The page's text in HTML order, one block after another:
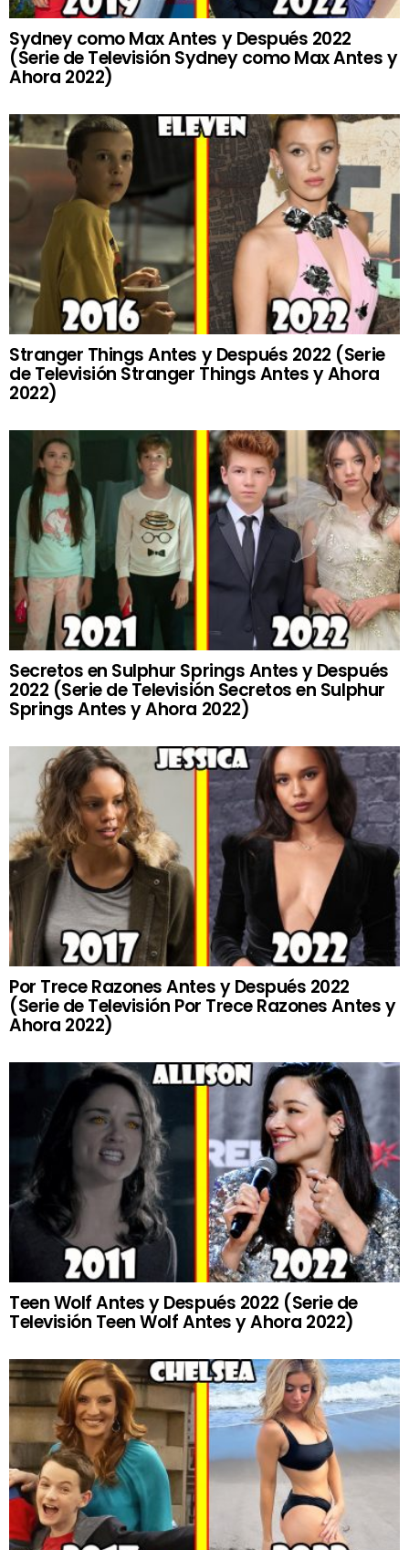
Sydney como Max Antes y Después 2022
(Serie de Televisión Sydney como Max Antes y
Ahora 2022)
Stranger Things Antes y Después 2022 (Serie
de Televisión Stranger Things Antes y Ahora
2022)
Secretos en Sulphur Springs Antes y Después
2022 (Serie de Televisión Secretos en Sulphur
Springs Antes y Ahora 2022)
Por Trece Razones Antes y Después 2022
(Serie de Televisión Por Trece Razones Antes y
Ahora 2022)
Teen Wolf Antes y Después 2022 (Serie de
Televisión Teen Wolf Antes y Ahora 2022)